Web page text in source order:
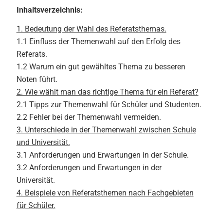
Inhaltsverzeichnis:
1. Bedeutung der Wahl des Referatsthemas.
1.1 Einfluss der Themenwahl auf den Erfolg des
Referats.
1.2 Warum ein gut gewähltes Thema zu besseren
Noten führt.
2. Wie wählt man das richtige Thema für ein Referat?
2.1 Tipps zur Themenwahl für Schüler und Studenten.
2.2 Fehler bei der Themenwahl vermeiden.
3. Unterschiede in der Themenwahl zwischen Schule
und Universität.
3.1 Anforderungen und Erwartungen in der Schule.
3.2 Anforderungen und Erwartungen in der
Universität.
4. Beispiele von Referatsthemen nach Fachgebieten
für Schüler.